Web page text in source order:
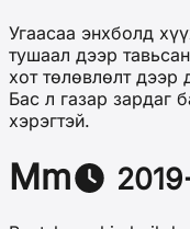
Угаасаа энхболд
тушаал дээр
хот төлөвлөлт дээр
Бас л газар зардаг
хэрэгтэй.
Mm